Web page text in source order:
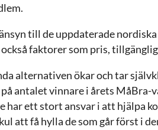
till de uppdaterade nordiska
faktorer som pris,
alternativen ökar och tar
antalet vinnare i årets MåBra-
har ett stort ansvar i att hjälpa
att få hylla de som går först i